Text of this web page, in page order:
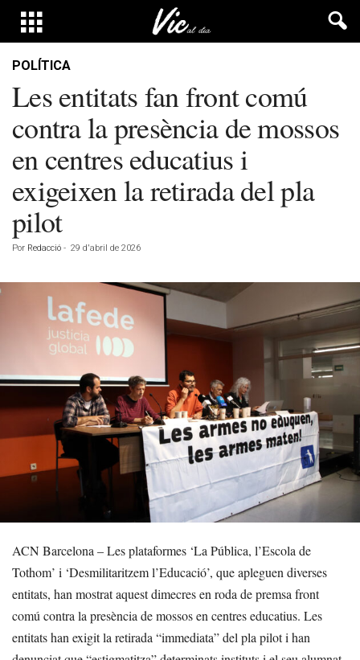
POLÍTICA
Les entitats fan front comú
contra la presència de mossos
en centres educatius i
exigeixen la retirada del pla
pilot
Por Redacció - 29 d'abril de 2026
ACN Barcelona – Les plataformes ‘La Pública, l’Escola de
Tothom’ i ‘Desmilitaritzem l’Educació’, que apleguen diverses
entitats, han mostrat aquest dimecres en roda de premsa front
comú contra la presència de mossos en centres educatius. Les
entitats han exigit la retirada “immediata” del pla pilot i han